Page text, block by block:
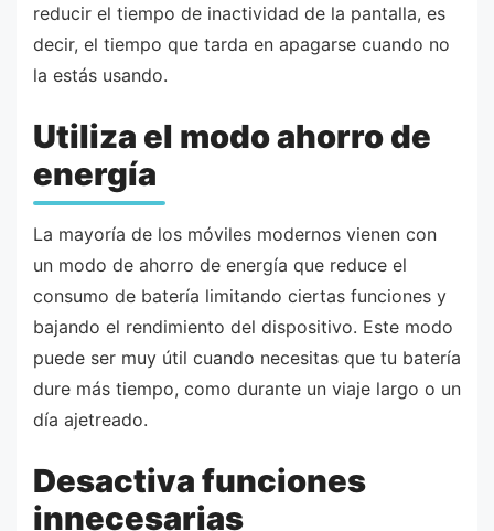
reducir el tiempo de inactividad de la pantalla, es
decir, el tiempo que tarda en apagarse cuando no
la estás usando.
Utiliza el modo ahorro de
energía
La mayoría de los móviles modernos vienen con
un modo de ahorro de energía que reduce el
consumo de batería limitando ciertas funciones y
bajando el rendimiento del dispositivo. Este modo
puede ser muy útil cuando necesitas que tu batería
dure más tiempo, como durante un viaje largo o un
día ajetreado.
Desactiva funciones
innecesarias